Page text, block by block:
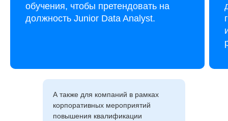
обучения, чтобы претендовать на
должность Junior Data Analyst.
А также для компаний в рамках
корпоративных мероприятий
повышения квалификации